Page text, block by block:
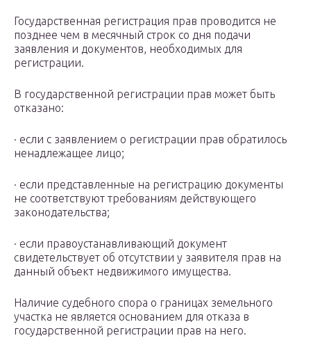
Государственная регистрация прав проводится не
позднее чем в месячный строк со дня подачи
заявления и документов, необходимых для
регистрации.
В государственной регистрации прав может быть
отказано:
· если с заявлением о регистрации прав обратилось
ненадлежащее лицо;
· если представленные на регистрацию документы
не соответствуют требованиям действующего
законодательства;
· если правоустанавливающий документ
свидетельствует об отсутствии у заявителя прав на
данный объект недвижимого имущества.
Наличие судебного спора о границах земельного
участка не является основанием для отказа в
государственной регистрации прав на него.